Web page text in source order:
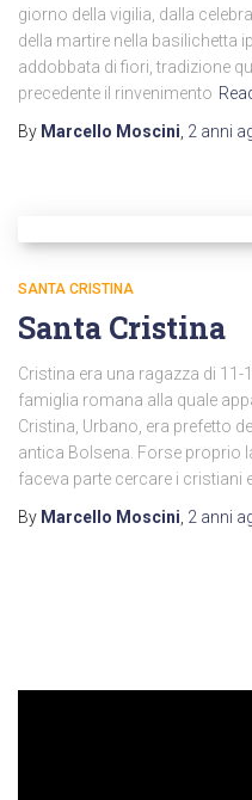
giorno della vigilia, dalla
della martire nella basilichetta
addobbata di fiori, tradizione
precedente il rinvenimento
By Marcello Moscini 2 anni
SANTA CRISTINA
Santa Cristina
Cristina era una ragazza di
famiglia romana alla quale
Cristina, Urbano, era prefetto
antica Bolsena. Forse proprio
faceva parte cercare i cristiani
By Marcello Moscini 2 anni